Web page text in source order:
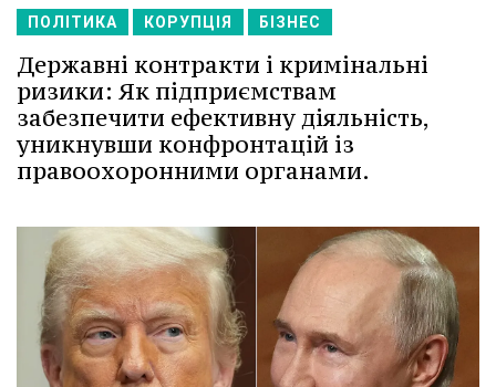
ПОЛІТИКА КОРУПЦІЯ БІЗНЕС
Державні контракти і кримінальні
ризики: Як підприємствам
забезпечити ефективну діяльність,
уникнувши конфронтацій із
правоохоронними органами.